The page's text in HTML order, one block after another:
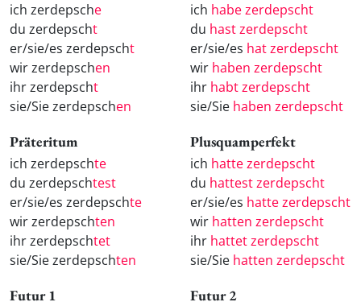
ich zerdepsche
du zerdepscht
er/sie/es zerdepscht
wir zerdepschen
ihr zerdepscht
sie/Sie zerdepschen
ich habe zerdepscht
du hast zerdepscht
er/sie/es hat zerdepscht
wir haben zerdepscht
ihr habt zerdepscht
sie/Sie haben zerdepscht
Präteritum
ich zerdepschte
du zerdepschtest
er/sie/es zerdepschte
wir zerdepschten
ihr zerdepschtet
sie/Sie zerdepschten
Plusquamperfekt
ich hatte zerdepscht
du hattest zerdepscht
er/sie/es hatte zerdepscht
wir hatten zerdepscht
ihr hattet zerdepscht
sie/Sie hatten zerdepscht
Futur 1 Futur 2